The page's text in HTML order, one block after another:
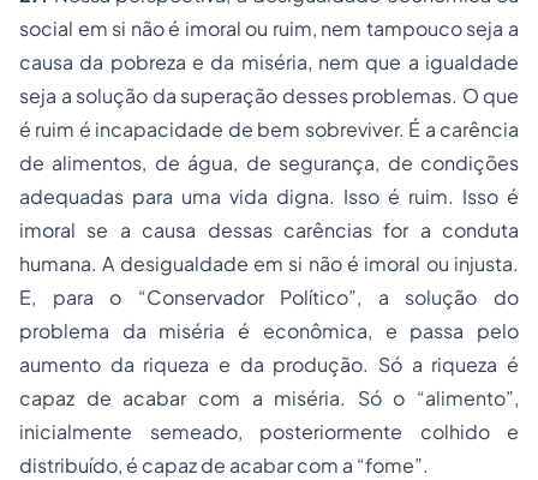
social em si não é imoral ou ruim, nem tampouco seja a
causa da pobreza e da miséria, nem que a igualdade
seja a solução da superação desses problemas. O que
é ruim é incapacidade de bem sobreviver. É a carência
de alimentos, de água, de segurança, de condições
adequadas para uma vida digna. Isso é ruim. Isso é
imoral se a causa dessas carências for a conduta
humana. A desigualdade em si não é imoral ou injusta.
E, para o “Conservador Político”, a solução do
problema da miséria é econômica, e passa pelo
aumento da riqueza e da produção. Só a riqueza é
capaz de acabar com a miséria. Só o “alimento”,
inicialmente semeado, posteriormente colhido e
distribuído, é capaz de acabar com a “fome”.